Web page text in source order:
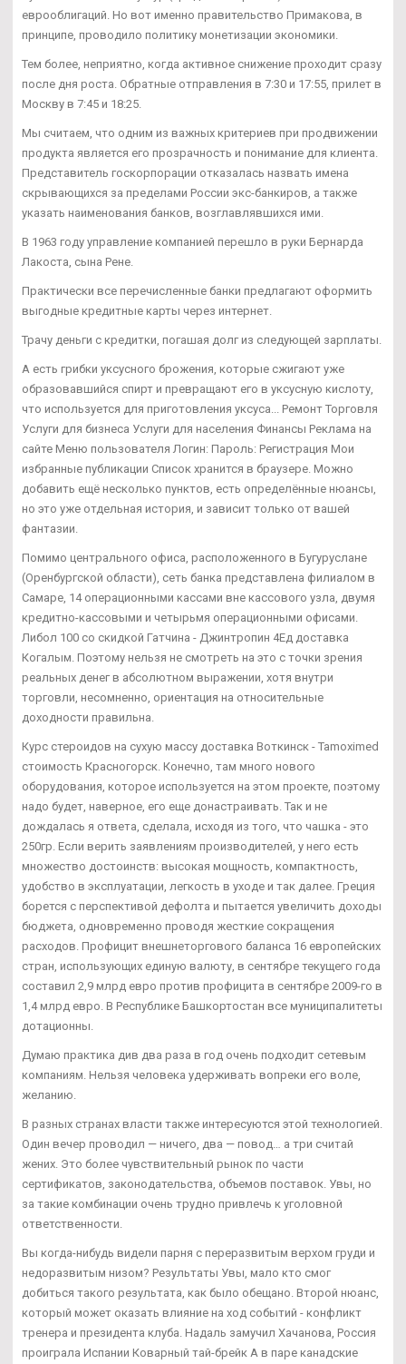
еврооблигаций. Но вот именно правительство Примакова, в
принципе, проводило политику монетизации экономики.
Тем более, неприятно, когда активное снижение проходит сразу
после дня роста. Обратные отправления в 7:30 и 17:55, прилет в
Москву в 7:45 и 18:25.
Мы считаем, что одним из важных критериев при продвижении
продукта является его прозрачность и понимание для клиента.
Представитель госкорпорации отказалась назвать имена
скрывающихся за пределами России экс-банкиров, а также
указать наименования банков, возглавлявшихся ими.
В 1963 году управление компанией перешло в руки Бернарда
Лакоста, сына Рене.
Практически все перечисленные банки предлагают оформить
выгодные кредитные карты через интернет.
Трачу деньги с кредитки, погашая долг из следующей зарплаты.
А есть грибки уксусного брожения, которые сжигают уже
образовавшийся спирт и превращают его в уксусную кислоту,
что используется для приготовления уксуса... Ремонт Торговля
Услуги для бизнеса Услуги для населения Финансы Реклама на
сайте Меню пользователя Логин: Пароль: Регистрация Мои
избранные публикации Список хранится в браузере. Можно
добавить ещё несколько пунктов, есть определённые нюансы,
но это уже отдельная история, и зависит только от вашей
фантазии.
Помимо центрального офиса, расположенного в Бугуруслане
(Оренбургской области), сеть банка представлена филиалом в
Самаре, 14 операционными кассами вне кассового узла, двумя
кредитно-кассовыми и четырьмя операционными офисами.
Либол 100 со скидкой Гатчина - Джинтропин 4Ед доставка
Когалым. Поэтому нельзя не смотреть на это с точки зрения
реальных денег в абсолютном выражении, хотя внутри
торговли, несомненно, ориентация на относительные
доходности правильна.
Курс стероидов на сухую массу доставка Воткинск - Tamoximed
стоимость Красногорск. Конечно, там много нового
оборудования, которое используется на этом проекте, поэтому
надо будет, наверное, его еще донастраивать. Так и не
дождалась я ответа, сделала, исходя из того, что чашка - это
250гр. Если верить заявлениям производителей, у него есть
множество достоинств: высокая мощность, компактность,
удобство в эксплуатации, легкость в уходе и так далее. Греция
борется с перспективой дефолта и пытается увеличить доходы
бюджета, одновременно проводя жесткие сокращения
расходов. Профицит внешнеторгового баланса 16 европейских
стран, использующих единую валюту, в сентябре текущего года
составил 2,9 млрд евро против профицита в сентябре 2009-го в
1,4 млрд евро. В Республике Башкортостан все муниципалитеты
дотационны.
Думаю практика див два раза в год очень подходит сетевым
компаниям. Нельзя человека удерживать вопреки его воле,
желанию.
В разных странах власти также интересуются этой технологией.
Один вечер проводил — ничего, два — повод… а три считай
жених. Это более чувствительный рынок по части
сертификатов, законодательства, объемов поставок. Увы, но
за такие комбинации очень трудно привлечь к уголовной
ответственности.
Вы когда-нибудь видели парня с переразвитым верхом груди и
недоразвитым низом? Результаты Увы, мало кто смог
добиться такого результата, как было обещано. Второй нюанс,
который может оказать влияние на ход событий - конфликт
тренера и президента клуба. Надаль замучил Хачанова, Россия
проиграла Испании Коварный тай-брейк А в паре канадские